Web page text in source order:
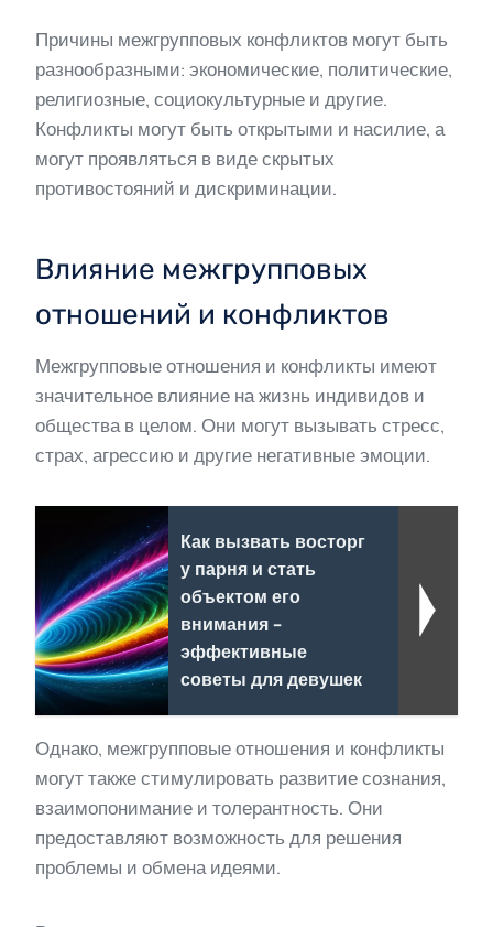
Причины межгрупповых конфликтов могут быть
разнообразными: экономические, политические,
религиозные, социокультурные и другие.
Конфликты могут быть открытыми и насилие, а
могут проявляться в виде скрытых
противостояний и дискриминации.
Влияние межгрупповых
отношений и конфликтов
Межгрупповые отношения и конфликты имеют
значительное влияние на жизнь индивидов и
общества в целом. Они могут вызывать стресс,
страх, агрессию и другие негативные эмоции.
Как вызвать восторг
у парня и стать
объектом его
внимания -
эффективные
советы для девушек
Однако, межгрупповые отношения и конфликты
могут также стимулировать развитие сознания,
взаимопонимание и толерантность. Они
предоставляют возможность для решения
проблемы и обмена идеями.